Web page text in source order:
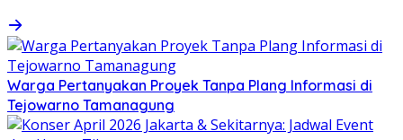
Warga Pertanyakan Proyek Tanpa Plang Informasi di
Tejowarno Tamanagung